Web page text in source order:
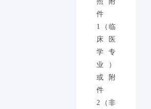
件
1（临
床医
学专
业）
或附
件
2（非